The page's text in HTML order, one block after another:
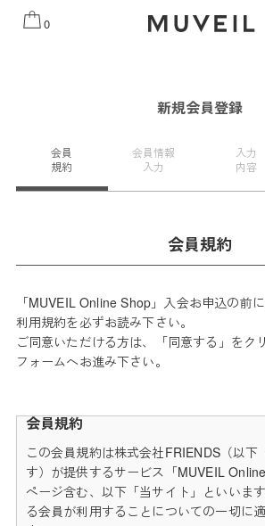
2026 PREFALL
0
新規会員登録
会員
規約
会員情報
入力
入力
内容
会員規約
「MUVEIL Online Shop」入会お申込の前
利用規約を必ずお読み下さい。
ご同意いただける方は、「同意する」をク
フォームへお進み下さい。
会員規約
この会員規約は株式会社FRIENDS（以下
す）が提供するサービス「MUVEIL
ページ含む、以下「当サイト」といいま
る会員が利用することについての一切に